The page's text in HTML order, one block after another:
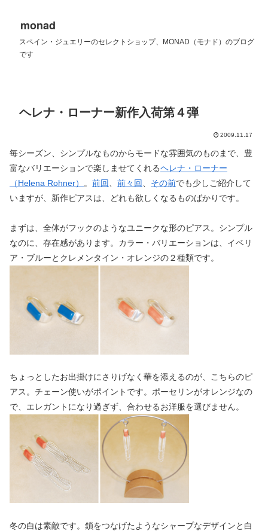
monad
スペイン・ジュエリーのセレクトショップ、MONAD（モナド）のブログ
です
ヘレナ・ローナー新作入荷第４弾
2009.11.17
毎シーズン、シンプルなものからモードな雰囲気のものまで、豊
富なバリエーションで楽しませてくれるヘレナ・ローナー
（Helena Rohner）
。 前回 前々回 その前でも少しご紹介して
いますが、新作ピアスは、どれも欲しくなるものばかりです。
まずは、全体がフックのようなユニークな形のピアス。シンプル
なのに、存在感があります。カラー・バリエーションは、イベリ
ア・ブルーとクレメンタイン・オレンジの２種類です。
ちょっとしたお出掛けにさりげなく華を添えるのが、こちらのピ
アス。チェーン使いがポイントです。ポーセリンがオレンジなの
で、エレガントになり過ぎず、合わせるお洋服を選びません。
冬の白は素敵です。鎖をつなげたようなシャープなデザインと白